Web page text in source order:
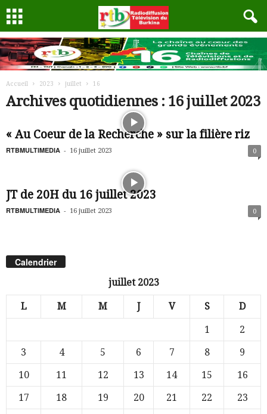
Accueil 2023 juillet 16
Archives quotidiennes : 16 juillet 2023
« Au Coeur de la Recherche » sur la filière riz
RTBMULTIMEDIA - 16 juillet 2023 0
JT de 20H du 16 juillet 2023
RTBMULTIMEDIA - 16 juillet 2023 0
Calendrier
juillet 2023
L M M J V S D
1
2
3
4 5 6 7 8
9
10
11 12 13 14 15
16
17
18 19 20 21 22
23